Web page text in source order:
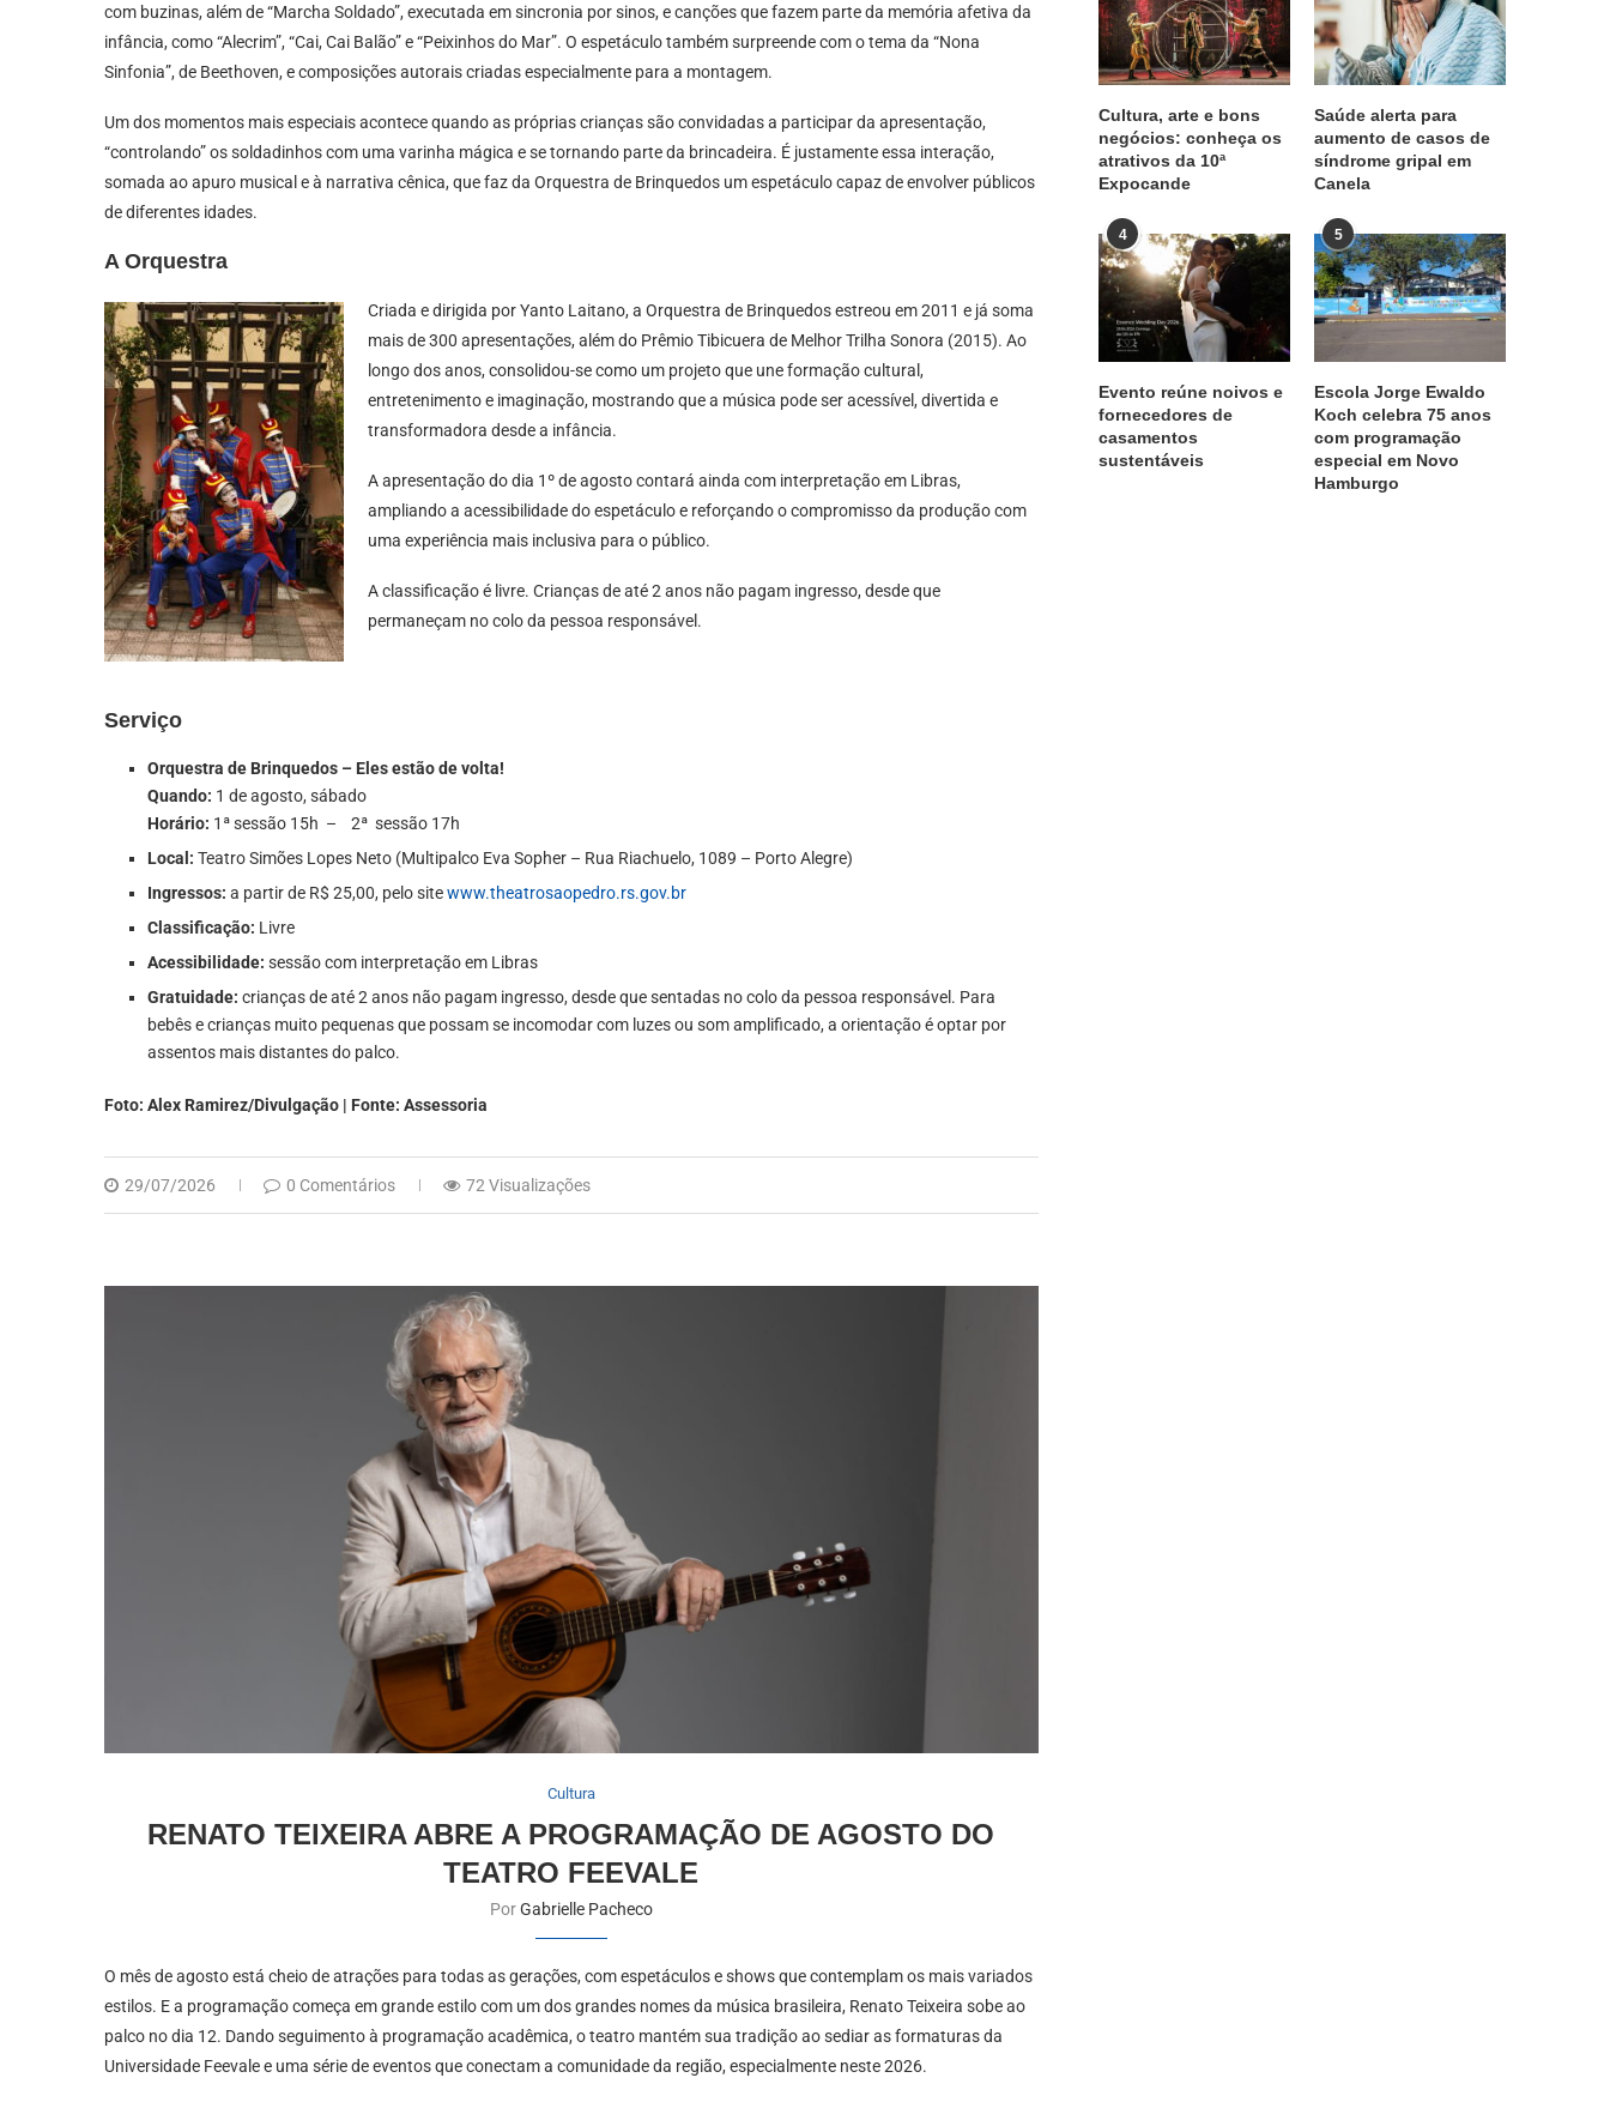
com buzinas, além de “Marcha Soldado”, executada em sincronia por sinos, e canções que fazem parte da memória afetiva da
infância, como “Alecrim”, “Cai, Cai Balão” e “Peixinhos do Mar”. O espetáculo também surpreende com o tema da “Nona
Sinfonia”, de Beethoven, e composições autorais criadas especialmente para a montagem.
Um dos momentos mais especiais acontece quando as próprias crianças são convidadas a participar da apresentação,
“controlando” os soldadinhos com uma varinha mágica e se tornando parte da brincadeira. É justamente essa interação,
somada ao apuro musical e à narrativa cênica, que faz da Orquestra de Brinquedos um espetáculo capaz de envolver públicos
de diferentes idades.
A Orquestra
Criada e dirigida por Yanto Laitano, a Orquestra de Brinquedos estreou em 2011 e já soma
mais de 300 apresentações, além do Prêmio Tibicuera de Melhor Trilha Sonora (2015). Ao
longo dos anos, consolidou-se como um projeto que une formação cultural,
entretenimento e imaginação, mostrando que a música pode ser acessível, divertida e
transformadora desde a infância.
A apresentação do dia 1º de agosto contará ainda com interpretação em Libras,
ampliando a acessibilidade do espetáculo e reforçando o compromisso da produção com
uma experiência mais inclusiva para o público.
A classificação é livre. Crianças de até 2 anos não pagam ingresso, desde que
permaneçam no colo da pessoa responsável.
Serviço
Orquestra de Brinquedos – Eles estão de volta!
Quando: 1 de agosto, sábado
Horário: 1ª sessão 15h – 2ª sessão 17h
Local: Teatro Simões Lopes Neto (Multipalco Eva Sopher – Rua Riachuelo, 1089 – Porto Alegre)
Ingressos: a partir de R$ 25,00, pelo sitewww.theatrosaopedro.rs.gov.br
Classificação: Livre
Acessibilidade: sessão com interpretação em Libras
Gratuidade: crianças de até 2 anos não pagam ingresso, desde que sentadas no colo da pessoa responsável. Para
bebês e crianças muito pequenas que possam se incomodar com luzes ou som amplificado, a orientação é optar por
assentos mais distantes do palco.
Foto: Alex Ramirez/Divulgação | Fonte: Assessoria
29/07/2026 0 Comentários 72 Visualizações
Cultura
RENATO TEIXEIRA ABRE A PROGRAMAÇÃO DE AGOSTO DO
TEATRO FEEVALE
PorGabrielle Pacheco
O mês de agosto está cheio de atrações para todas as gerações, com espetáculos e shows que contemplam os mais variados
estilos. E a programação começa em grande estilo com um dos grandes nomes da música brasileira, Renato Teixeira sobe ao
palco no dia 12. Dando seguimento à programação acadêmica, o teatro mantém sua tradição ao sediar as formaturas da
Universidade Feevale e uma série de eventos que conectam a comunidade da região, especialmente neste 2026.
Cultura, arte e bons
negócios: conheça os
atrativos da 10ª
Expocande
Saúde alerta para
aumento de casos de
síndrome gripal em
Canela
4
Evento reúne noivos e
fornecedores de
casamentos
sustentáveis
5
Escola Jorge Ewaldo
Koch celebra 75 anos
com programação
especial em Novo
Hamburgo